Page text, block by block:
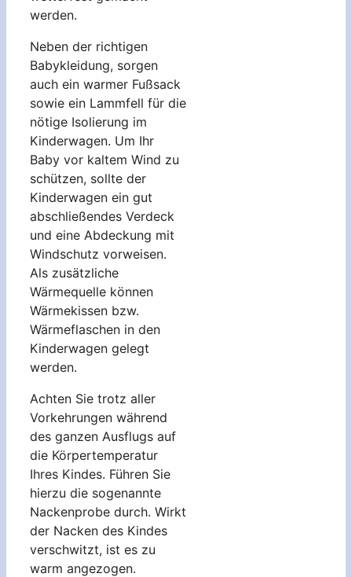
werden.
Neben der richtigen
Babykleidung, sorgen
auch ein warmer Fußsack
sowie ein Lammfell für die
nötige Isolierung im
Kinderwagen. Um Ihr
Baby vor kaltem Wind zu
schützen, sollte der
Kinderwagen ein gut
abschließendes Verdeck
und eine Abdeckung mit
Windschutz vorweisen.
Als zusätzliche
Wärmequelle können
Wärmekissen bzw.
Wärmeflaschen in den
Kinderwagen gelegt
werden.
Achten Sie trotz aller
Vorkehrungen während
des ganzen Ausflugs auf
die Körpertemperatur
Ihres Kindes. Führen Sie
hierzu die sogenannte
Nackenprobe durch. Wirkt
der Nacken des Kindes
verschwitzt, ist es zu
warm angezogen.